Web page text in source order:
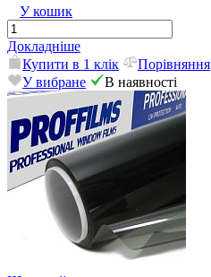
У кошик
Докладніше
Купити в 1 клік
Порівняння
У вибране
В наявності